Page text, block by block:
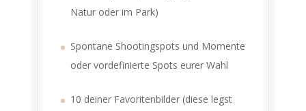
Natur oder im Park)
Spontane Shootingspots und Momente
oder vordefinierte Spots eurer Wahl
10 deiner Favoritenbilder (diese legst